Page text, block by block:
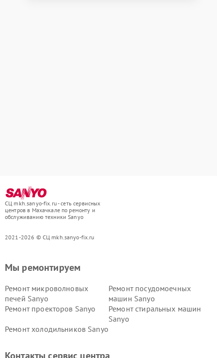
СЦ mkh.sanyo-fix.ru - сеть сервисных
центров в Махачкале по ремонту и
обслуживанию техники Sanyo
2021-2026 © СЦ mkh.sanyo-fix.ru
Мы ремонтируем
Ремонт микроволновых
печей Sanyo
Ремонт посудомоечных
машин Sanyo
Ремонт проекторов Sanyo
Ремонт стиральных машин
Sanyo
Ремонт холодильников Sanyo